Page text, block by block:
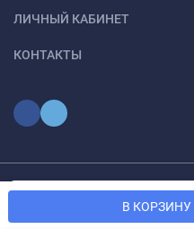
В КОРЗИНУ
ЛИЧНЫЙ КАБИНЕТ
КОНТАКТЫ